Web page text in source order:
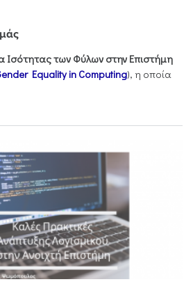
Ισότητας των Φύλων στην Επιστήμη
Equality in Computing), η οποία